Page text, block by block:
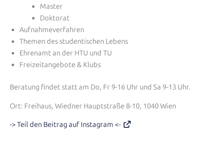
Master
Doktorat
Aufnahmeverfahren
Themen des studentischen Lebens
Ehrenamt an der HTU und TU
Freizeitangebote & Klubs
Beratung findet statt am Do, Fr 9-16 Uhr und Sa 9-13 Uhr.
Ort: Freihaus, Wiedner Hauptstraße 8-10, 1040 Wien
-> Teil den Beitrag auf Instagram <-